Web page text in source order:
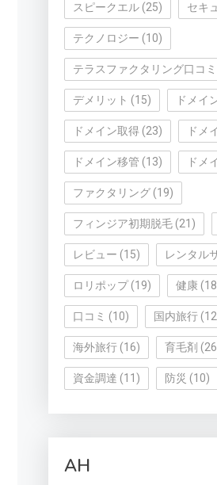
スピークエル(25) セキ
テクノロジー (10)
テラスファクタリング口コミ
デメリット (15) ドメイ
ドメイン取得(23) ドメ
ドメイン移管 (13) ドメ
ファクタリング(19)
フィンジア初期脱毛(21)
レビュー (15) レンタル
ロリポップ(19) 健康
口コミ (10) 国内旅行
海外旅行(16) 育毛剤
資金調達 (11) 防災 (10)
AH